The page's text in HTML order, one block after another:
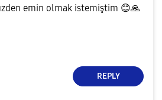
emin olmak istemiştim 😊🙏
REPLY